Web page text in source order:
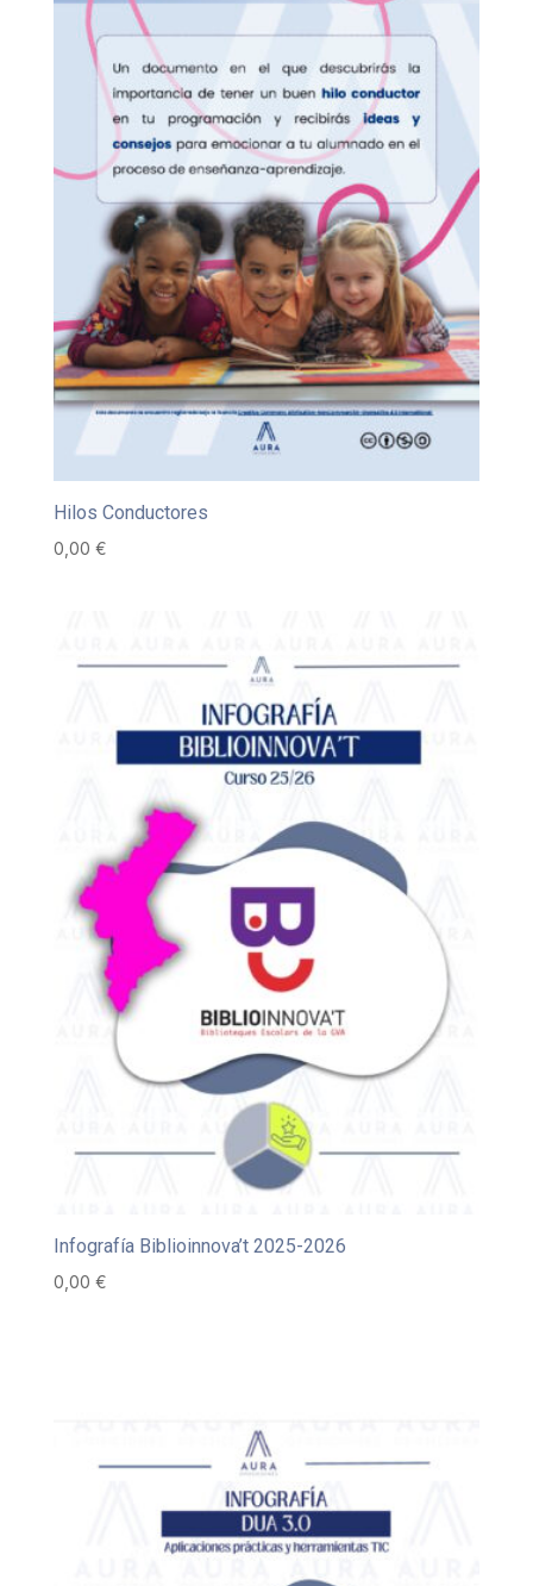
Hilos Conductores
0,00 €
Infografía Biblioinnova’t 2025-2026
0,00 €